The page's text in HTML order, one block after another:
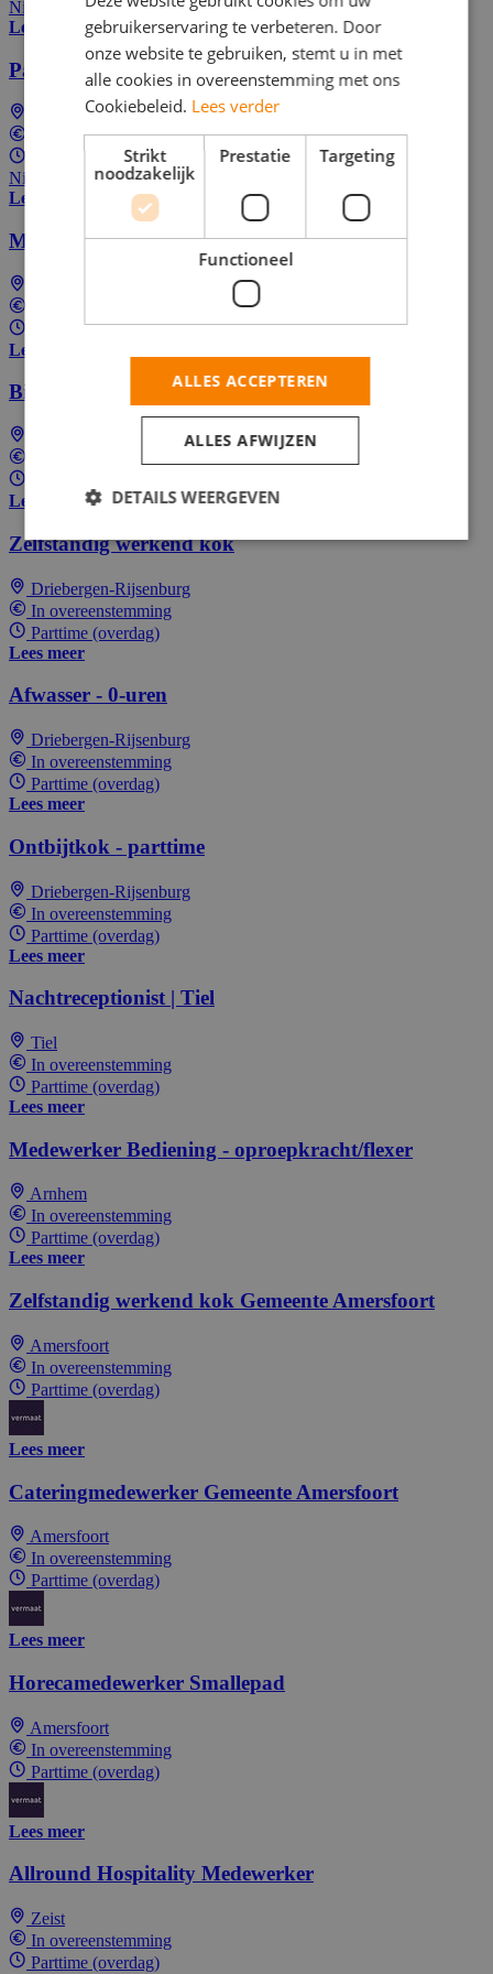
Nieuw! Solliciteer als één van de eersten
Lees meer
Parttime Runner
In overeenstemming
Parttime (overdag)
Nieuw! Solliciteer als één van de eersten
Lees meer
Medewerker spoelkeuken
20 - 24 uur per week
Lees meer
Bijbaan bediening | Bistro LOF - Leersum
Lees meer
Zelfstandig werkend kok
Driebergen-Rijsenburg
In overeenstemming
Parttime (overdag)
Lees meer
Afwasser - 0-uren
Driebergen-Rijsenburg
In overeenstemming
Parttime (overdag)
Lees meer
Ontbijtkok - parttime
Driebergen-Rijsenburg
In overeenstemming
Parttime (overdag)
Lees meer
Nachtreceptionist | Tiel
Tiel
In overeenstemming
Parttime (overdag)
Lees meer
Medewerker Bediening - oproepkracht/flexer
Arnhem
In overeenstemming
Parttime (overdag)
Lees meer
Zelfstandig werkend kok Gemeente Amersfoort
Amersfoort
In overeenstemming
Parttime (overdag)
Lees meer
Cateringmedewerker Gemeente Amersfoort
Amersfoort
In overeenstemming
Parttime (overdag)
Lees meer
Horecamedewerker Smallepad
Amersfoort
In overeenstemming
Parttime (overdag)
Lees meer
Allround Hospitality Medewerker
Zeist
In overeenstemming
Parttime (overdag)
gebruikerservaring te verbeteren. Door
onze website te gebruiken, stemt u in met
alle cookies in overeenstemming met ons
Cookiebeleid. Lees verder
Strikt
noodzakelijk
Prestatie Targeting
Functioneel
ALLES ACCEPTEREN
ALLES AFWIJZEN
DETAILS WEERGEVEN